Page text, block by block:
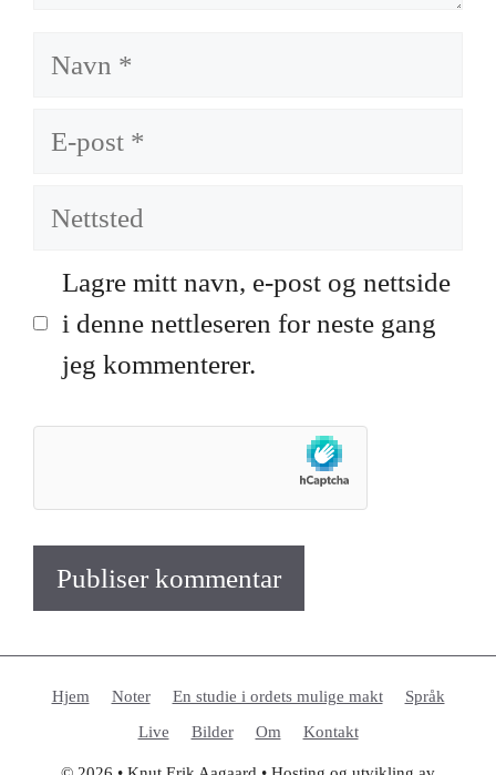
Navn
E-
Nettsted
Lagre mitt navn, e-post og nettside
i denne nettleseren for neste gang
jeg kommenterer.
Hjem Noter En studie i ordets mulige makt
Språk
Live
Bilder Om Kontakt